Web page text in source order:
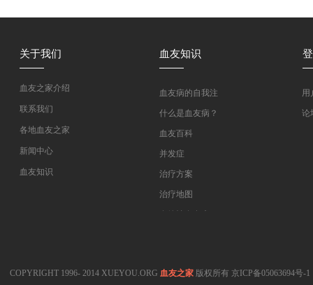
关于我们 血友知识
血友之家介绍
联系我们
各地血友之家
新闻中心
血友知识
血友病的自我注
射教学
什么是血友病？
血友百科
并发症
治疗方案
治疗地图
用
论
COPYRIGHT 1996- 2014 XUEYOU.ORG 血友之家版权所有 京ICP备05063694号-1